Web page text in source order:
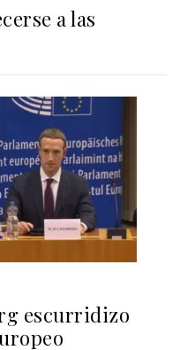
a las
escurridizo